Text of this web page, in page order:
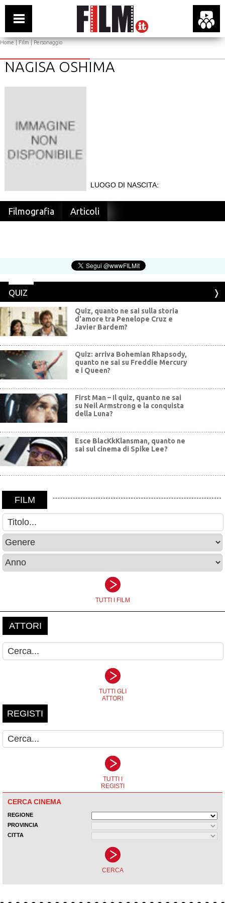
Home|Film| Personaggio
NAGISA OSHIMA
LUOGO DI NASCITA:
Filmografia Articoli
QUIZ
Quiz, quanto ne sai sulla storia
d'amore tra Penelope Cruz e
Javier Bardem?
Quiz: arriva Bohemian Rhapsody,
quanto ne sai su Freddie Mercury
e i Queen?
First Man – Il quiz, quanto ne sai
su Neil Armstrong e la conquista
della Luna?
Esce BlacKkKlansman, quanto ne
sai sul cinema di Spike Lee?